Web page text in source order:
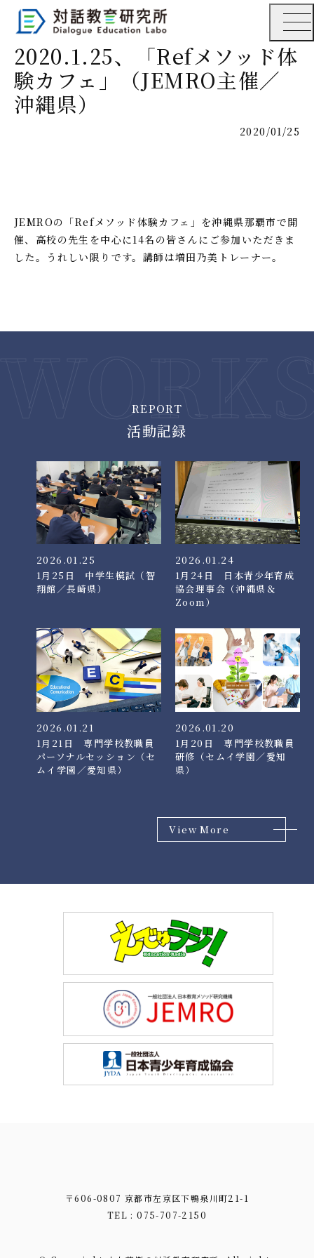
2020.1.25、「Refメソッド体
験カフェ」（JEMRO主催／
沖縄県）
2020/01/25
JEMROの「Refメソッド体験カフェ」を沖縄県那覇市で開
催、高校の先生を中心に14名の皆さんにご参加いただきま
した。うれしい限りです。講師は増田乃美トレーナー。
REPORT
活動記録
2026.01.25
1月25日 中学生模試（智
翔館／長崎県）
2026.01.24
1月24日 日本青少年育成
協会理事会（沖縄県＆
Zoom）
2026.01.21
1月21日 専門学校教職員
パーソナルセッション（セ
ムイ学園／愛知県）
2026.01.20
1月20日 専門学校教職員
研修（セムイ学園／愛知
県）
View More
〒606-0807 京都市左京区下鴨泉川町21-1
TEL : 075-707-2150